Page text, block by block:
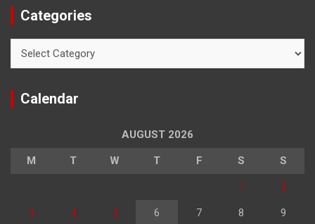
Categories
Calendar
AUGUST 2026
M T W T F S S
1 2
3 4 5 6 7 8 9